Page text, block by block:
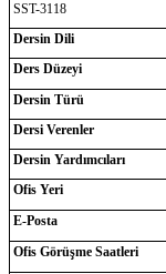
SST-3118
Dersin Dili
Ders Düzeyi
Dersin Türü
Dersi Verenler
Dersin Yardımcıları
Ofis Yeri
E-Posta
Ofis Görüşme Saatleri